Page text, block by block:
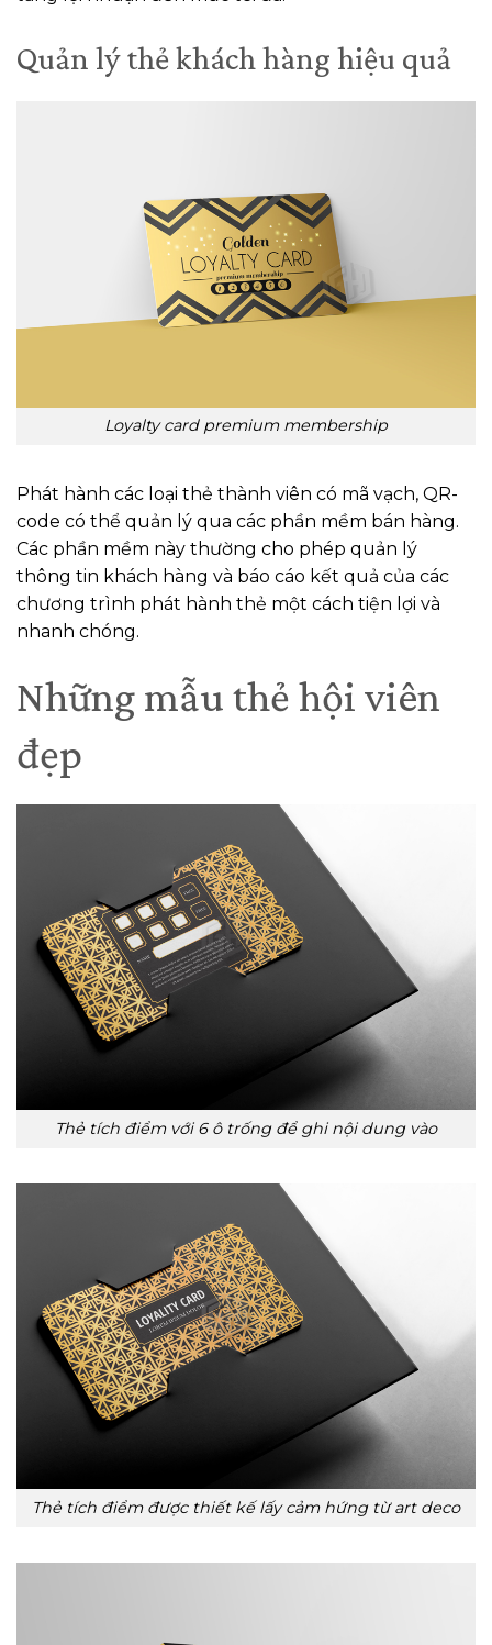
Quản lý thẻ khách hàng hiệu quả
Loyalty card premium membership
Phát hành các loại thẻ thành viên có mã vạch, QR-
code có thể quản lý qua các phần mềm bán hàng.
Các phần mềm này thường cho phép quản lý
thông tin khách hàng và báo cáo kết quả của các
chương trình phát hành thẻ một cách tiện lợi và
nhanh chóng.
Những mẫu thẻ hội viên
đẹp
Thẻ tích điểm với 6 ô trống để ghi nội dung vào
Thẻ tích điểm được thiết kế lấy cảm hứng từ art deco